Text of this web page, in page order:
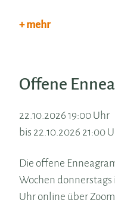
+ mehr
Offene
22.10.2026 19:00 Uhr
bis 22.10.2026 21:00
Die offene
Wochen donnerstags
Uhr online über